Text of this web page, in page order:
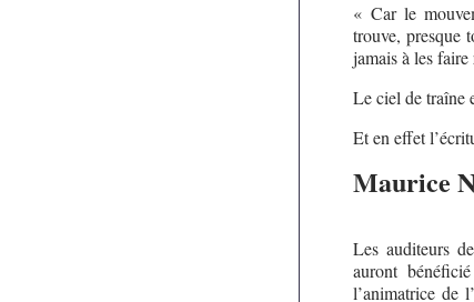
« Car le
trouve, presque
jamais à les faire
Le ciel de traîne
Et en effet
Maurice
Les auditeurs
auront
l’animatrice de